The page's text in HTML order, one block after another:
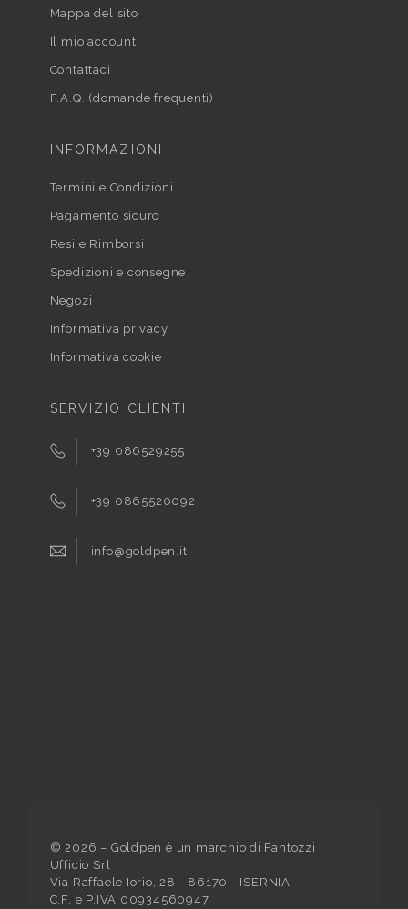
Mappa del sito
Il mio account
Contattaci
F.A.Q. (domande frequenti)
INFORMAZIONI
Termini e Condizioni
Pagamento sicuro
Resi e Rimborsi
Spedizioni e consegne
Negozi
Informativa privacy
Informativa cookie
SERVIZIO CLIENTI
+39 086529255
+39 0865520092
info@goldpen.it
© 2026 – Goldpen è un marchio di Fantozzi
Ufficio Srl
Via Raffaele Iorio, 28 - 86170 - ISERNIA
C.F. e P.IVA 00934560947